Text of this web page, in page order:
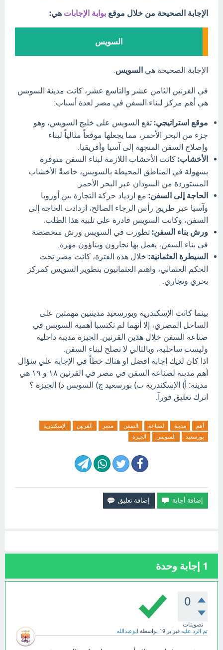
الإجابة الصحيحة من خلال موقع بوابة الإجابات هي:
السويس
الإجابة الصحيحة هي السويس
في القرنين الثامن عشر والتاسع عشر، كانت مدينة السويس
هي أهم مركز لبناء السفن في مصر لعدة أسباب:
موقع استراتيجي: تقع السويس على خليج السويس، وهو
جزء من البحر الأحمر، مما يجعلها موقعاً مثالياً لبناء
وإصلاح السفن المتجهة إلى آسيا وأفريقيا.
الأخشاب: كانت الأخشاب اللازمة لبناء السفن متوفرة
بسهولة في المناطق المحيطة بالسويس، خاصةً الأخشاب
المستوردة من السودان عبر البحر الأحمر.
الحاجة إلى السفن: مع ازدياد حركة التجارة بين أوروبا
وآسيا عبر طريق رأس الرجاء الصالح، ازدادت الحاجة إلى
السفن، وكانت السويس قادرة على تلبية هذا الطلب.
ورش بناء السفن: تطورت في السويس ورش متخصصة
في بناء السفن، يعمل بها نجارون وبناؤون مهرة.
السيطرة العثمانية: خلال هذه الفترة، كانت مصر تحت
الحكم العثماني، واهتم العثمانيون بتطوير السويس كمركز
بحري وتجاري.
بينما كانت الإسكندرية وبورسعيد مدينتين مهمتين على
الساحل المصري، إلا أنهما لم تكتسبا أهمية السويس في
صناعة السفن خلال هذين القرنين. الجيزة مدينة داخلية
وليست ساحلية، وبالتالي لا تصلح لبناء السفن.
اذا كان لديك إجابة افضل او هناك خطأ في الإجابة علي سؤال
أهم مدينة لصناعة السفن في مصر في القرنين ۱۸ و ۱۹ هي
مدينة: أ) الإسكندرية ب) بورسعيد ج) السويس د) الجيزة ؟
اترك تعليق فورآ.
أهم مدينة لصناعة السفن مصر القرنين
الإسكندرية
بورسعيد
السويس الجيزة
1 إجابة وحدة
0
تصويتات
تم الرد عليه فبراير 19 بواسطة ابوعبدالله